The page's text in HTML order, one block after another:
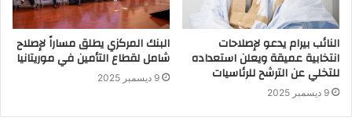
النائب بيرام يدعو لإصلاحات
انتخابية عميقة ويعلن استعداده
للتخلي عن الترشح للرئاسيات
9 ديسمبر 2025
البنك المركزي يطلق مساراً لإصلاح
شامل لقطاع التأمين في موريتانيا
9 ديسمبر 2025